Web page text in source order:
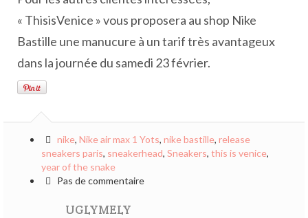
« ThisisVenice » vous proposera au shop Nike
Bastille une manucure à un tarif très avantageux
dans la journée du samedi 23 février.
nike, Nike air max 1 Yots, nike bastille, release
sneakers paris, sneakerhead, Sneakers, this is venice,
year of the snake
Pas de commentaire
UGLYMELY